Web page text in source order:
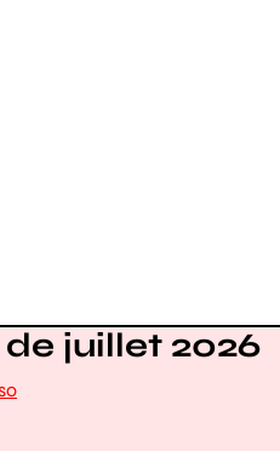
juillet 2026